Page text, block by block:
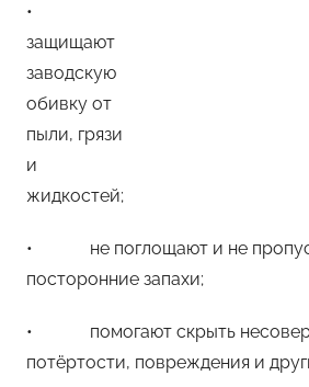
•
защищают
заводскую
обивку от
пыли, грязи
и
жидкостей;
• не поглощают и не
посторонние запахи;
• помогают скрыть
потёртости, повреждения и